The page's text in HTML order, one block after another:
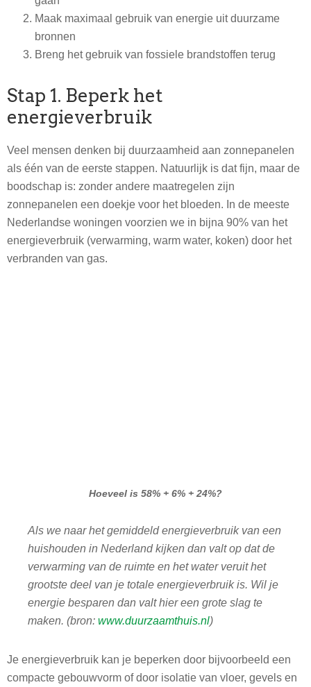
Maak maximaal gebruik van energie uit duurzame
bronnen
Breng het gebruik van fossiele brandstoffen terug
Stap 1. Beperk het
energieverbruik
Veel mensen denken bij duurzaamheid aan zonnepanelen
als één van de eerste stappen. Natuurlijk is dat fijn, maar de
boodschap is: zonder andere maatregelen zijn
zonnepanelen een doekje voor het bloeden. In de meeste
Nederlandse woningen voorzien we in bijna 90% van het
energieverbruik (verwarming, warm water, koken) door het
verbranden van gas.
Hoeveel is 58% + 6% + 24%?
Als we naar het gemiddeld energieverbruik van een
huishouden in Nederland kijken dan valt op dat de
verwarming van de ruimte en het water veruit het
grootste deel van je totale energieverbruik is. Wil je
energie besparen dan valt hier een grote slag te
maken. (bron: www.duurzaamthuis.nl)
Je energieverbruik kan je beperken door bijvoorbeeld een
compacte gebouwvorm of door isolatie van vloer, gevels en